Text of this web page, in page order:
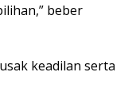
beber
keadilan serta